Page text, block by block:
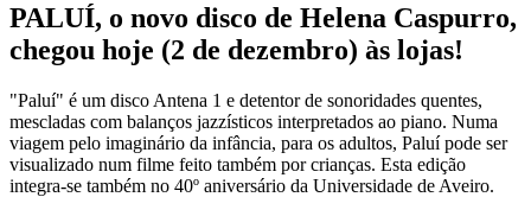
PALUÍ, o novo disco de Helena Caspurro,
chegou hoje (2 de dezembro) às lojas!
"Paluí" é um disco Antena 1 e detentor de sonoridades quentes,
mescladas com balanços jazzísticos interpretados ao piano. Numa
viagem pelo imaginário da infância, para os adultos, Paluí pode ser
visualizado num filme feito também por crianças. Esta edição
integra-se também no 40º aniversário da Universidade de Aveiro.